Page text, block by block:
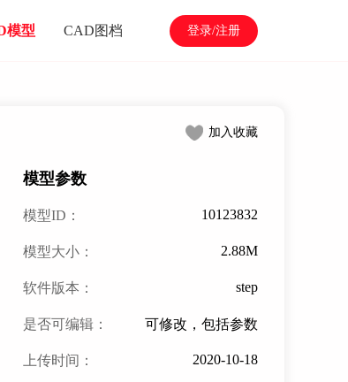
模型 CAD图档 登录/注册
加入收藏
模型参数
模型ID： 10123832
模型大小： 2.88M
软件版本： step
是否可编辑： 可修改，包括参数
上传时间： 2020-10-18